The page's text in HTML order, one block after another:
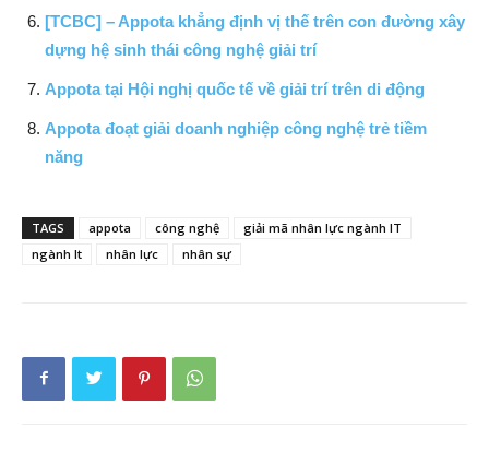
[TCBC] – Appota khẳng định vị thế trên con đường xây
dựng hệ sinh thái công nghệ giải trí
Appota tại Hội nghị quốc tế về giải trí trên di động
Appota đoạt giải doanh nghiệp công nghệ trẻ tiềm
năng
TAGS appota công nghệ
giải mã nhân lực ngành IT
ngành It
nhân lực nhân sự